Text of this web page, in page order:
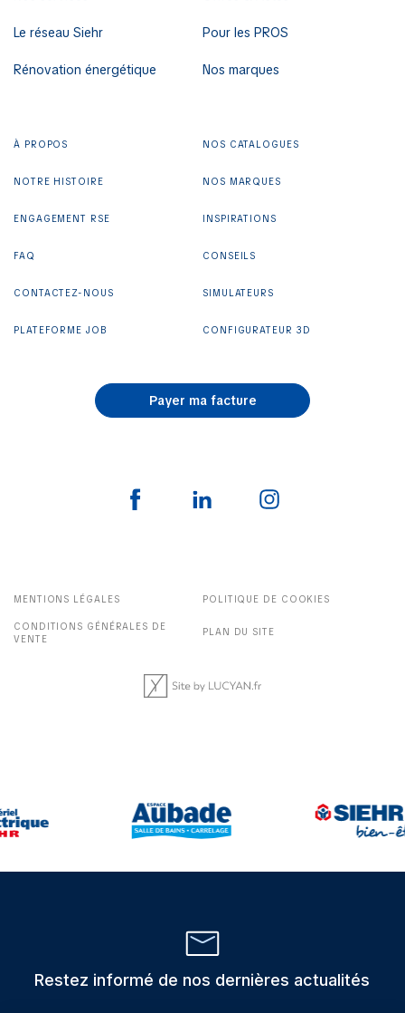
Le réseau Siehr
Rénovation énergétique
Pour les PROS
Nos marques
À PROPOS
NOTRE HISTOIRE
ENGAGEMENT RSE
FAQ
CONTACTEZ-NOUS
PLATEFORME JOB
NOS CATALOGUES
NOS MARQUES
INSPIRATIONS
CONSEILS
SIMULATEURS
CONFIGURATEUR 3D
Payer ma facture
MENTIONS LÉGALES POLITIQUE DE COOKIES
CONDITIONS GÉNÉRALES DE
VENTE
PLAN DU SITE
Restez informé de nos dernières actualités